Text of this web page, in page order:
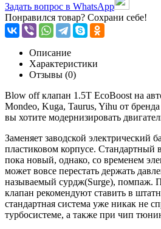
Задать вопрос в WhatsApp
Понравился товар? Сохрани себе!
Описание
Характеристики
Отзывы (0)
Blow off клапан 1.5T EcoBoost на
Mondeo, Kuga, Taurus, Yihu от
вы хотите модернизировать
Заменяет заводской электрический
пластиковом корпусе. Стандартный
пока новый, однако, со временем
может вовсе перестать держать
называемый сурдж(Surge), помпаж.
клапан рекомендуют ставить в
стандартная система уже никак не
турбосистеме, а также при чип